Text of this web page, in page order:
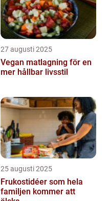
27 augusti 2025
Vegan matlagning för en
mer hållbar livsstil
25 augusti 2025
Frukostidéer som hela
familjen kommer att